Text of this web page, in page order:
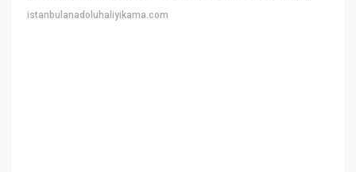
istanbulanadoluhaliyikama.com